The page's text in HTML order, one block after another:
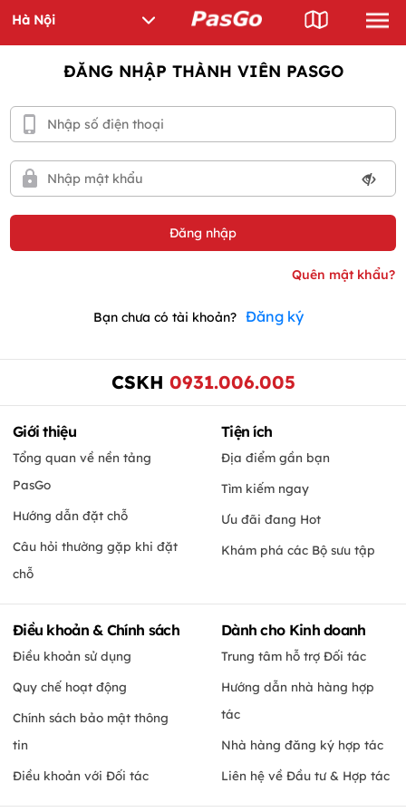
ĐĂNG NHẬP THÀNH VIÊN PASGO
Bạn chưa có tài khoản? Đăng ký
CSKH 0931.006.005
Giới thiệu
Tổng quan về nền tảng
PasGo
Hướng dẫn đặt chỗ
Câu hỏi thường gặp khi đặt
chỗ
Tiện ích
Địa điểm gần bạn
Tìm kiếm ngay
Ưu đãi đang Hot
Khám phá các Bộ sưu tập
Điều khoản & Chính sách
Điều khoản sử dụng
Quy chế hoạt động
Chính sách bảo mật thông
tin
Điều khoản với Đối tác
Dành cho Kinh doanh
Trung tâm hỗ trợ Đối tác
Hướng dẫn nhà hàng hợp
tác
Nhà hàng đăng ký hợp tác
Liên hệ về Đầu tư & Hợp tác